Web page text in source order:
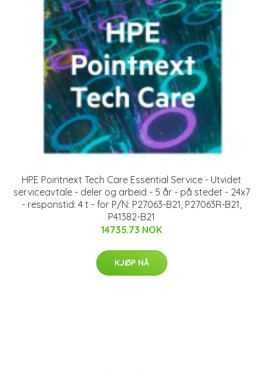
HPE Pointnext Tech Care Essential Service - Utvidet
serviceavtale - deler og arbeid - 5 år - på stedet - 24x7
- responstid: 4 t - for P/N: P27063-B21, P27063R-B21,
P41382-B21
14735.73 NOK
KJØP NÅ